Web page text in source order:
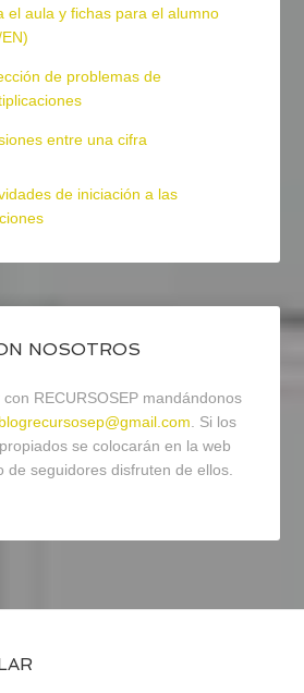
el aula y fichas para el alumno
de problemas de
entre una cifra
de iniciación a las
NOSOTROS
RECURSOSEP mandándonos
blogrecursosep@gmail.com. Si los
se colocarán en la web
de seguidores disfruten de ellos.